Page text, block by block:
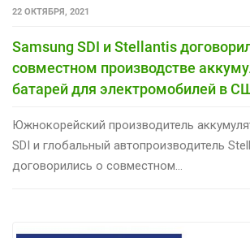
22 ОКТЯБРЯ, 2021
Samsung SDI и Stellantis
совместном производстве
батарей для электромобилей в
Южнокорейский производитель
SDI и глобальный автопроизводитель
договорились о совместном...